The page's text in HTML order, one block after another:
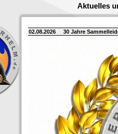
Aktuelles
02.08.2026 30 Jahre